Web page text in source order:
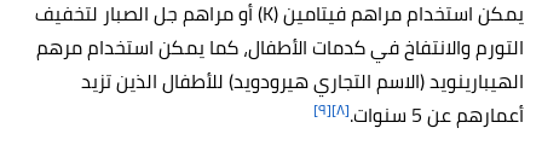
يمكن استخدام مراهم فيتامين (K) أو مراهم جل الصبار لتخفيف
التورم والانتفاخ في كدمات الأطفال، كما يمكن استخدام مرهم
الهيبارينويد (الاسم التجاري هيرودويد) للأطفال الذين تزيد
أعمارهم عن 5 سنوات.
[٨] [٩]